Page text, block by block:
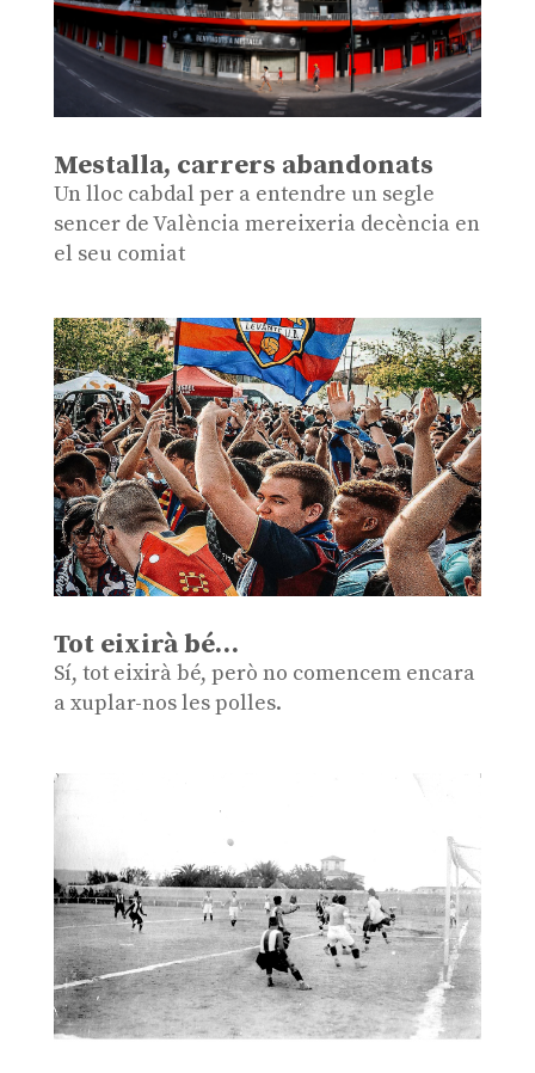
Mestalla, carrers abandonats
Un lloc cabdal per a entendre un segle
sencer de València mereixeria decència en
el seu comiat
Tot eixirà bé…
Sí, tot eixirà bé, però no comencem encara
a xuplar-nos les polles.